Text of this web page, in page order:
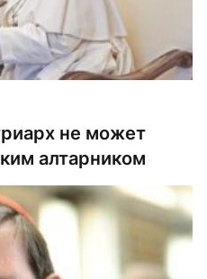
не может
алтарником